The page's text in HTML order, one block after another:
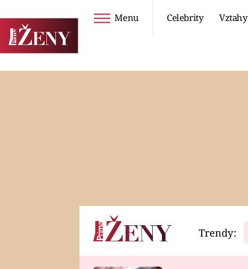
Menu Celebrity Vztahy
Horoskopy Video
Trendy: